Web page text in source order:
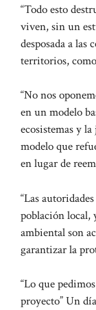
“Todo esto
viven, sin un
desposada a las
territorios,
“No nos
en un modelo
ecosistemas y
modelo que
en lugar de
“Las
población local,
ambiental son
garantizar la
“Lo que
proyecto” Un